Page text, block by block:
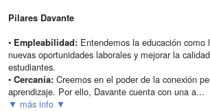
Pilares Davante
• Empleabilidad: Entendemos la educación como
nuevas oportunidades laborales y mejorar la
estudiantes.
• Cercanía: Creemos en el poder de la conexión
aprendizaje. Por ello, Davante cuenta con una a...
▼ más info ▼